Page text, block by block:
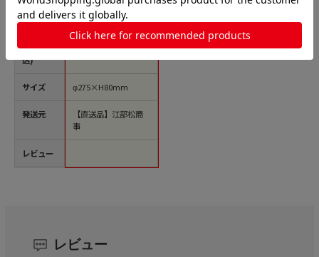
価格(税
込)
サイズ
発送元
レビュー
ドル パンチング 油
こし 26.5cm 1個
（ご注文単位1個）
￥5,395
φ275×H80mm
【直送品】江部松商
事
レビュー